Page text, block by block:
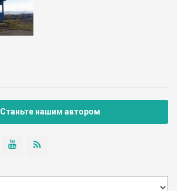
Станьте нашим автором